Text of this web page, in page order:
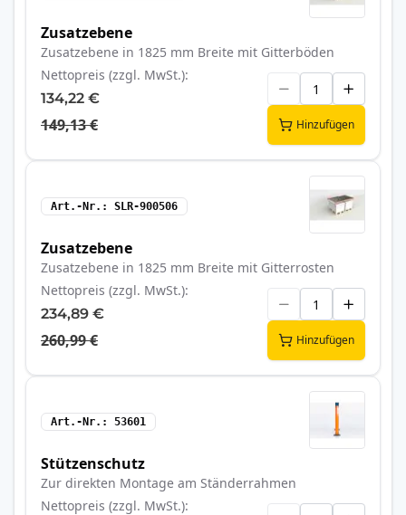
Zusatzebene
Zusatzebene in 1825 mm Breite mit Gitterböden
Nettopreis (zzgl. MwSt.)
134,22 €
149,13 € Hinzufügen
Art.-Nr. SLR-900506
Zusatzebene
Zusatzebene in 1825 mm Breite mit Gitterrosten
Nettopreis (zzgl. MwSt.)
234,89 €
260,99 € Hinzufügen
Art.-Nr. 53601
Stützenschutz
Zur direkten Montage am Ständerrahmen
Nettopreis (zzgl. MwSt.)